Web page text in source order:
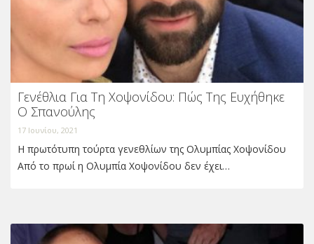
Γενέθλια Για Τη Χοψονίδου: Πώς Της Ευχήθηκε
Ο Σπανούλης
17 Ιουνίου, 2021
Η πρωτότυπη τούρτα γενεθλίων της Ολυμπίας Χοψονίδου
Από το πρωί η Ολυμπία Χοψονίδου δεν έχει…